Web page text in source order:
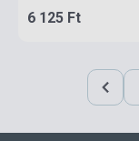
6 125 Ft